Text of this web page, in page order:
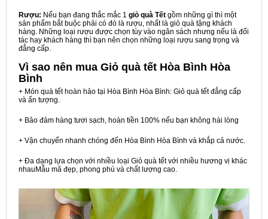
Rượu: Nếu bạn đang thắc mắc 1 giỏ quà Tết gồm những gì thì một
sản phẩm bắt buộc phải có đó là rượu, nhất là giỏ quà tặng khách
hàng. Những loại rượu được chọn tùy vào ngân sách nhưng nếu là đối
tác hay khách hàng thì bạn nên chọn những loại rượu sang trọng và
đẳng cấp.
Vì sao nên mua Giỏ quà tết Hòa Bình Hòa
Bình
+ Món quà tết hoàn hảo tại Hòa Bình Hòa Bình: Giỏ quà tết đẳng cấp
và ấn tượng.
+ Bảo đảm hàng tươi sạch, hoàn tiền 100% nếu bạn không hài lòng
+ Vận chuyển nhanh chóng đến Hòa Bình Hòa Bình và khắp cả nước.
+ Đa dạng lựa chọn với nhiều loại Giỏ quà tết với nhiều hương vị khác
nhauMẫu mã đẹp, phong phú và chất lượng cao.